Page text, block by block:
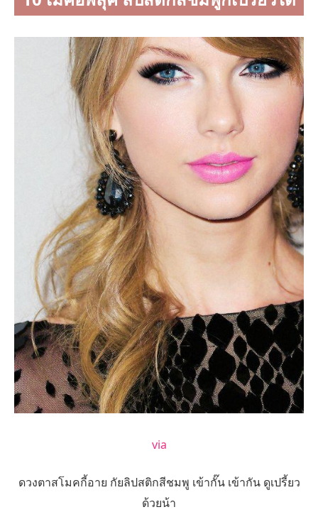
via
ดวงตาสโมคกี้อาย กัยลิปสติกสีชมพู เข้ากั๊น เข้ากัน ดูเปรี้ยว
ด้วยน้า